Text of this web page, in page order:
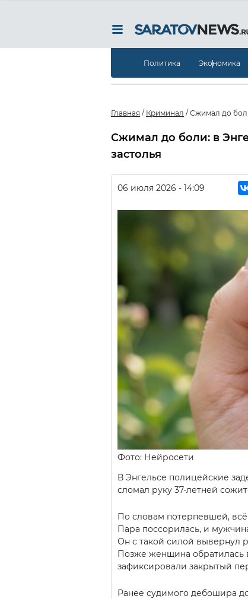
Политика Экономика
Главная / Криминал / Сжимал до
Сжимал до боли: в
застолья
06 июля 2026 - 14:09
Фото: Нейросети
В Энгельсе полицейские
сломал руку 37-летней
По словам потерпевшей,
Пара поссорилась, и
Он с такой силой вывернул
Позже женщина обратилась
зафиксировали закрытый
Ранее судимого дебошира